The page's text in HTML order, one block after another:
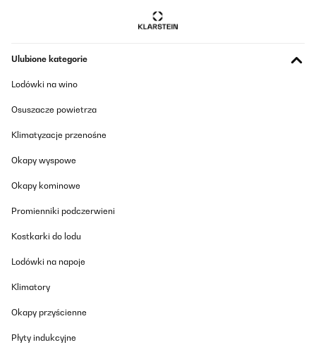
Réfrigérateur au delà de mes attentes .Peu bruyant et mignon
Utilisateur d'Amazon
Tłumacz
Très bien
Utilisateur d'Amazon
Tłumacz
Petit frigo en énergie À+
Utilisateur d'Amazon
Tłumacz
Ulubione kategorie
Lodówki na wino
Osuszacze powietrza
Klimatyzacje przenośne
Okapy wyspowe
Okapy kominowe
Promienniki podczerwieni
Kostkarki do lodu
Lodówki na napoje
Klimatory
Okapy przyścienne
Płyty indukcyjne